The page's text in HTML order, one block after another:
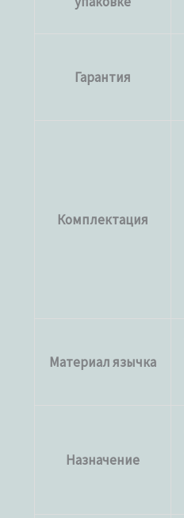
Гарантия
Комплектация
Материал язычка
Назначение